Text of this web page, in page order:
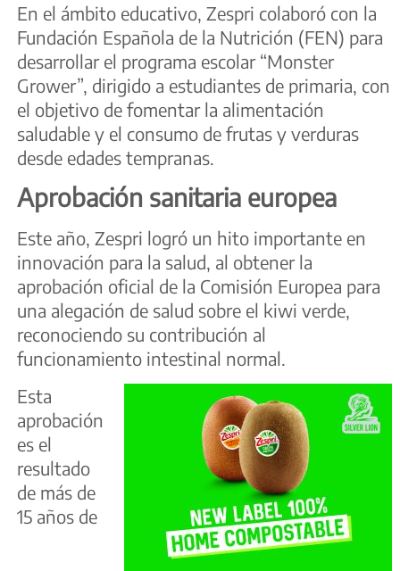
En el ámbito educativo, Zespri colaboró con la
Fundación Española de la Nutrición (FEN) para
desarrollar el programa escolar “Monster
Grower”, dirigido a estudiantes de primaria, con
el objetivo de fomentar la alimentación
saludable y el consumo de frutas y verduras
desde edades tempranas.
Aprobación sanitaria europea
Este año, Zespri logró un hito importante en
innovación para la salud, al obtener la
aprobación oficial de la Comisión Europea para
una alegación de salud sobre el kiwi verde,
reconociendo su contribución al
funcionamiento intestinal normal.
Esta
aprobación
es el
resultado
de más de
15 años de